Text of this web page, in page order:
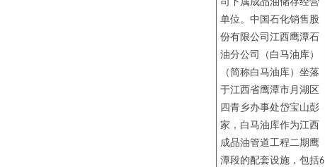
单位。 中国石化销售股
份有限公司江西鹰潭石
油分公司（白马油库）
（简称白马油库）坐落
于江西省鹰潭市月湖区
四青乡办事处岱宝山彭
家，白马油库作为江西
成品油管道工程二期鹰
潭段的配套设施，包括6